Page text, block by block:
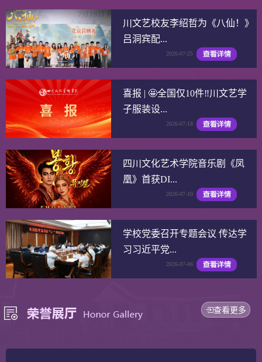
川文艺校友李绍哲为《八仙！》
吕洞宾配...
2026-07-25
喜报 | 🤩全国仅10件‼️川文艺学
子服装设...
2026-07-18
四川文化艺术学院音乐剧《凤
凰》首获DI...
2026-07-10
学校党委召开专题会议 传达学
习习近平党...
2026-07-06
查看更多